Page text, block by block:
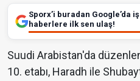
Sporx’i buradan Google’da
haberlere ilk sen ulaş!
Suudi Arabistan'da
10. etabı, Haradh ile